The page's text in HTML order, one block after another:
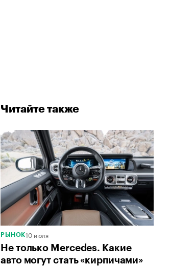
Читайте также
РЫНОК10 июля
Не только Mercedes. Какие
авто могут стать «кирпичами»